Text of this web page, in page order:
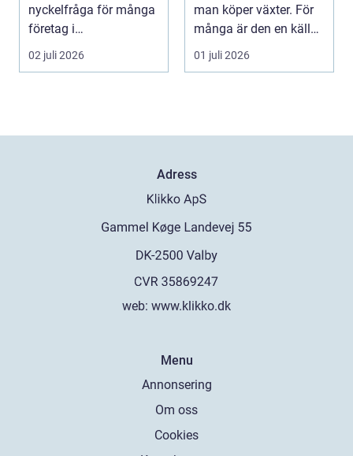
nyckelfråga för många
företag i
Stockholmsregionen.
Konkurrens...
02 juli 2026
man köper växter. För
många är den en källa
till kunskap, ...
01 juli 2026
Adress
web: www.klikko.dk
Menu
Annonsering
Om oss
Cookies